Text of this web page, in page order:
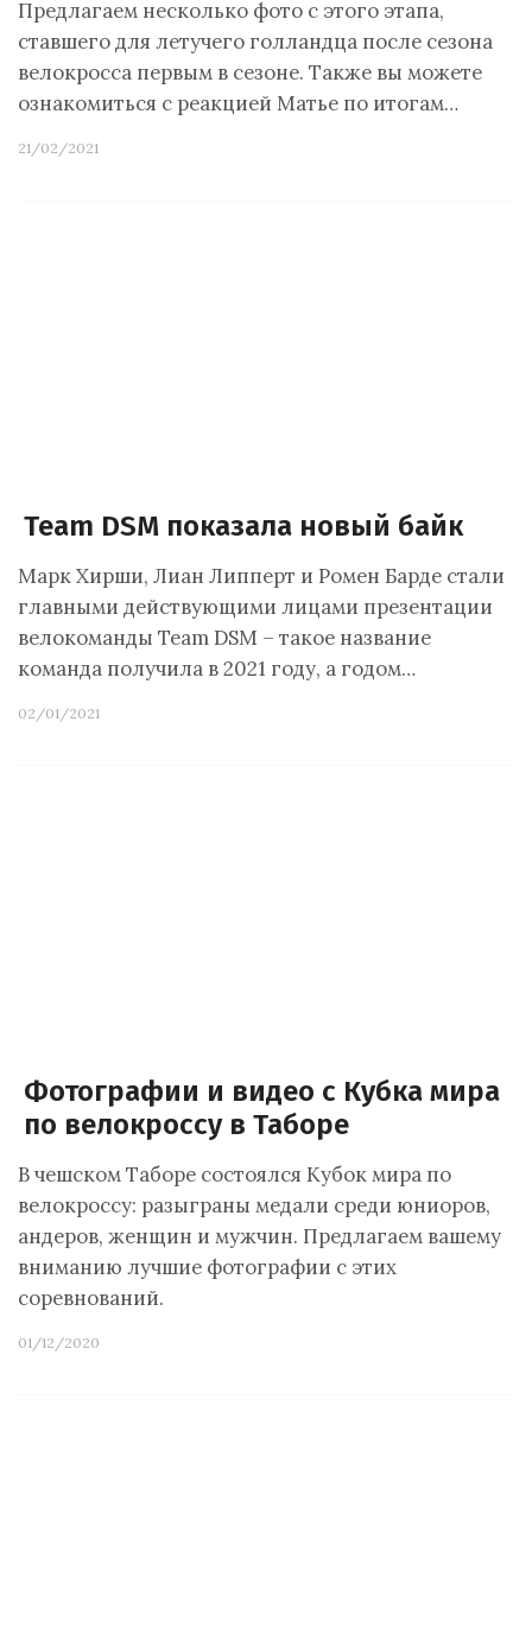
Предлагаем несколько фото с этого этапа,
ставшего для летучего голландца после сезона
велокросса первым в сезоне. Также вы можете
ознакомиться с реакцией Матье по итогам…
21/02/2021
Team DSM показала новый байк
Марк Хирши, Лиан Липперт и Ромен Барде стали
главными действующими лицами презентации
велокоманды Team DSM – такое название
команда получила в 2021 году, а годом…
02/01/2021
Фотографии и видео с Кубка мира
по велокроссу в Таборе
В чешском Таборе состоялся Кубок мира по
велокроссу: разыграны медали среди юниоров,
андеров, женщин и мужчин. Предлагаем вашему
вниманию лучшие фотографии с этих
соревнований.
01/12/2020